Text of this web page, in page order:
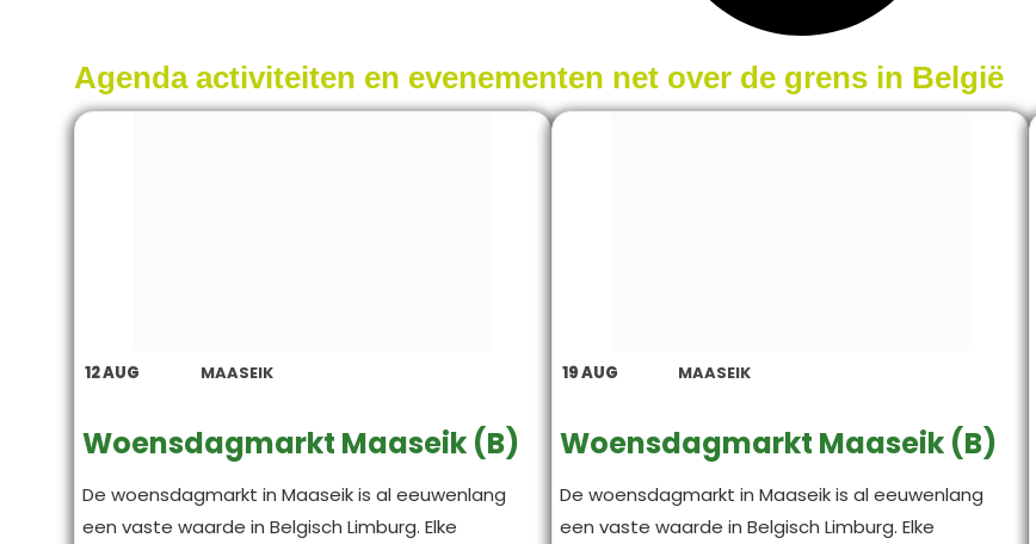
Agenda activiteiten en evenementen net over de grens in België
12AUG MAASEIK
Woensdagmarkt Maaseik (B)
De woensdagmarkt in Maaseik is al eeuwenlang
een vaste waarde in Belgisch Limburg. Elke
19AUG MAASEIK
Woensdagmarkt Maaseik (B)
De woensdagmarkt in Maaseik is al eeuwenlang
een vaste waarde in Belgisch Limburg. Elke